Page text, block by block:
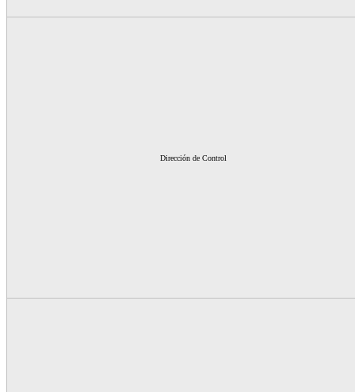
Dirección de Control